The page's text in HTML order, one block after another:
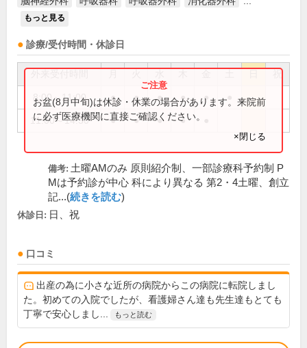
もっと見る
診療/受付時間・休診日
祝
8:00～11:00 ● ● ● ● ●
11:00～14:30 ● ● ● ●
お盆(8月中旬)は休診・休業の場合があります。来院前
に必ず医療機関に直接ご確認ください。
×閉じる
備考: 土曜AMのみ 原則紹介制、一部診療科予約制 P
Mは予約診が中心 科により異なる 第2・4土曜、創立
記...(続きを読む)
休診日: 日、祝
口コミ
出産の為に小さな近所の病院からこの病院に転院しまし
た。初めての入院でしたが、看護婦さん達も先生達もとても
丁寧で安心しまし...
もっと読む